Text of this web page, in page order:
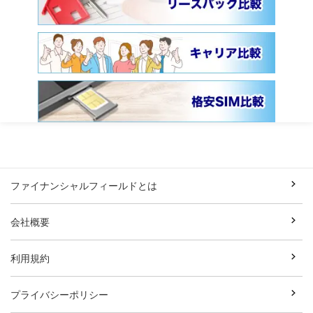
ファイナンシャルフィールドとは
会社概要
利用規約
プライバシーポリシー